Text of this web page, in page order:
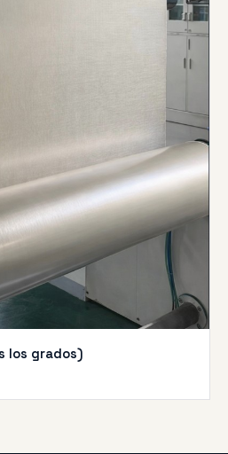
los grados)